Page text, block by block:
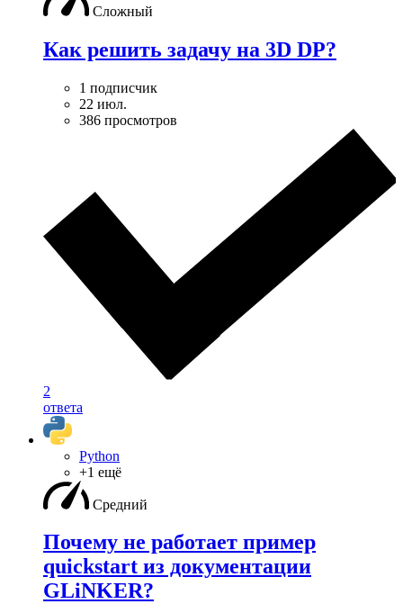
Сложный
Как решить задачу на 3D DP?
1 подписчик
22 июл.
386 просмотров
2
ответа
Python
+1 ещё
Средний
Почему не работает пример
quickstart из документации
GLiNKER?